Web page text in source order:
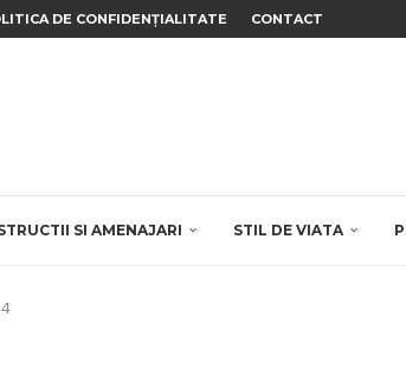
DE CONFIDENȚIALITATE CONTACT
SI AMENAJARI STIL DE VIATA